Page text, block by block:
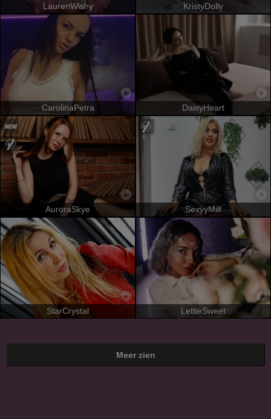
LaurenWishy KristyDolly
CarolinaPetra DaisyHeart
AuroraSkye SexyyMilf
StarCrystal LettieSweet
Meer zien